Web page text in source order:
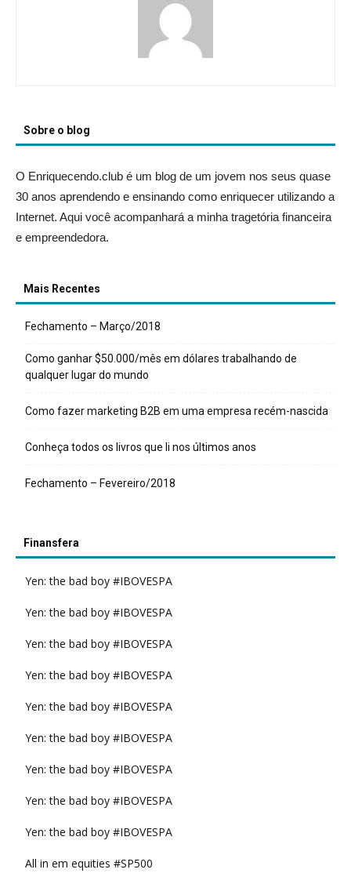
Sobre o blog
O Enriquecendo.club é um blog de um jovem nos seus quase
30 anos aprendendo e ensinando como enriquecer utilizando a
Internet. Aqui você acompanhará a minha tragetória financeira
e empreendedora.
Mais Recentes
Fechamento – Março/2018
Como ganhar $50.000/mês em dólares trabalhando de
qualquer lugar do mundo
Como fazer marketing B2B em uma empresa recém-nascida
Conheça todos os livros que li nos últimos anos
Fechamento – Fevereiro/2018
Finansfera
Yen: the bad boy #IBOVESPA
Yen: the bad boy #IBOVESPA
Yen: the bad boy #IBOVESPA
Yen: the bad boy #IBOVESPA
Yen: the bad boy #IBOVESPA
Yen: the bad boy #IBOVESPA
Yen: the bad boy #IBOVESPA
Yen: the bad boy #IBOVESPA
Yen: the bad boy #IBOVESPA
All in em equities #SP500